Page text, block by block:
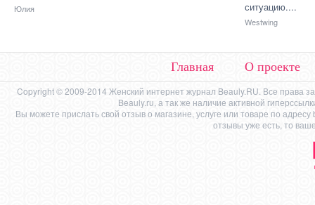
Юлия
ситуацию....
Westwing
Главная О проекте
Copyright © 2009-2014 Женский интернет журнал Beauly.RU. Все права
Beauly.ru, а так же наличие активной
Вы можете прислать свой отзыв о магазине, услуге или товаре по адресу
отзывы уже есть, то